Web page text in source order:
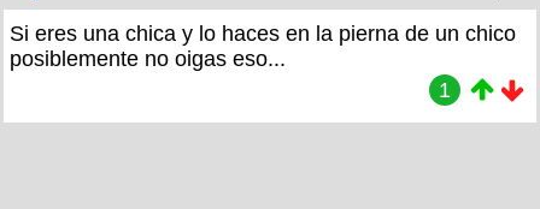
Si eres una chica y lo haces en la pierna de un chico
posiblemente no oigas eso...
1